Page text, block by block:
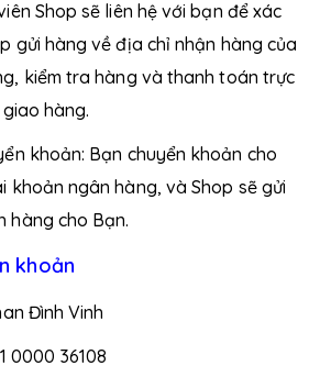
xuất (xem trên bao bì).
TY TNHH SX & TM MP ĐĂNG
1B, KP8, Phường Binh Trị Đông
nhất –Hãy chọn nơi bạn tin tưởng
Shop sẽ liên hệ với bạn để xác
gửi hàng về địa chỉ nhận hàng của
kiểm tra hàng và thanh toán trực
hàng.
khoản: Bạn chuyển khoản cho
khoản ngân hàng, và Shop sẽ gửi
hàng cho Bạn.
khoản
Đình Vinh
0000 36108